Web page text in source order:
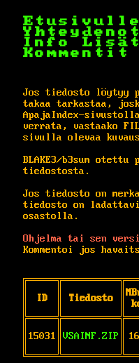
Etusivulle
Info
Kommentit
Jos tiedosto löytyy
takaa tarkastaa,
ApajaIndex-
verrata, vastaako
sivulla olevaa
BLAKE3/b3sum
tiedostosta.
Jos tiedosto on
tiedosto on
osastolla.
Ohjelma tai sen
Kommentoi jos
ID Tiedosto
15031 VSAINF.ZIP